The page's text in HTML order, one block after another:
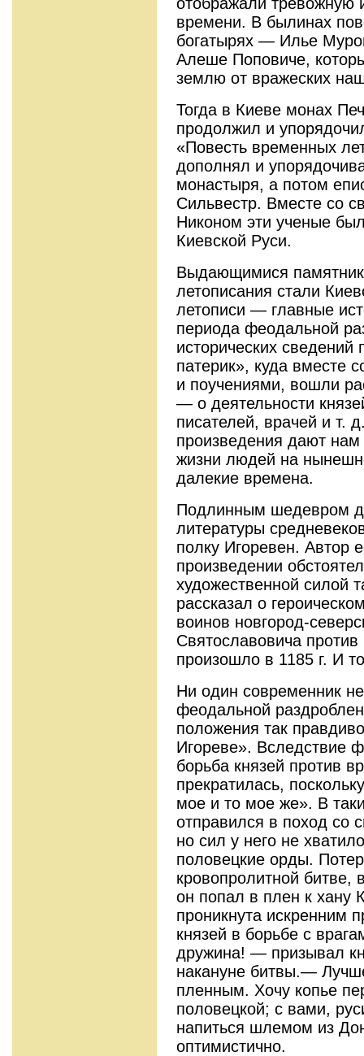
времени. В былинах
богатырях — Илье
Алеше Поповиче,
землю от вражеских
Тогда в Киеве монах
продолжил и
«Повесть временных
дополнял и
монастыря, а потом
Сильвестр. Вместе со
Никоном эти ученые
Киевской Руси.
Выдающимися
летописания стали
летописи — главные
периода феодальной
исторических
патерик», куда вместе
и поучениями, вошли
— о деятельности
писателей, врачей и т.
произведения дают
жизни людей на
далекие времена.
Подлинным шедевром
литературы
полку Игоревен. Автор
произведении
художественной силой
рассказал о
воинов новгород-
Святославовича
произошло в 1185 г. И
Ни один современник
феодальной
положения так
Игореве». Вследствие
борьба князей против
прекратилась,
мое и то мое же». В
отправился в поход со
но сил у него не
половецкие орды.
кровопролитной битве,
он попал в плен к хану
проникнута искренним
князей в борьбе с
дружина! — призывал
накануне битвы.—
пленным. Хочу копье
половецкой; с вами,
напиться шлемом из
оптимистично.